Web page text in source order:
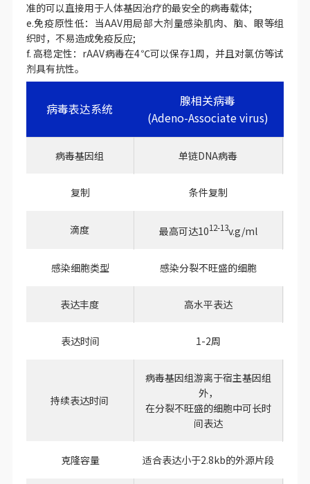
准的可以直接用于人体基因治疗的最安全的病毒载体;
e.免疫原性低：当AAV用局部大剂量感染肌肉、脑、眼等组
织时，不易造成免疫反应;
f. 高稳定性：rAAV病毒在4℃可以保存1周，并且对氯仿等试
剂具有抗性。
病毒表达系统
腺相关病毒
(Adeno-Associate virus)
病毒基因组 单链DNA病毒
复制 条件复制
滴度 最高可达1012-13v.g/ml
感染细胞类型 感染分裂不旺盛的细胞
表达丰度 高水平表达
表达时间 1-2周
持续表达时间
病毒基因组游离于宿主基因组
外，
在分裂不旺盛的细胞中可长时
间表达
克隆容量 适合表达小于2.8kb的外源片段